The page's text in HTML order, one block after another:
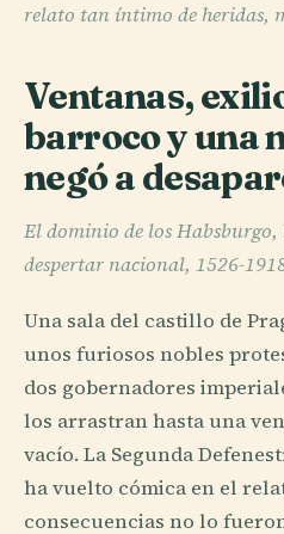
relato tan íntimo de heridas,
Ventanas,
barroco y una
negó a
El dominio de los
despertar nacional, 1526-
Una sala del castillo de
unos furiosos nobles
dos gobernadores
los arrastran hasta una
vacío. La Segunda
ha vuelto cómica en el
consecuencias no lo